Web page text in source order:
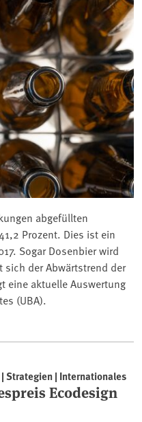
abgefüllten
Prozent. Dies ist ein
Sogar Dosenbier wird
sich der Abwärtstrend der
eine aktuelle Auswertung
(UBA).
Strategien | Internationales
Ecodesign